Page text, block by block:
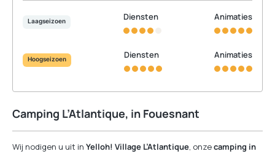
Laagseizoen Diensten Animaties
Hoogseizoen Diensten Animaties
Camping L’Atlantique, in Fouesnant
Wij nodigen u uit in Yelloh! Village L’Atlantique, onzecamping in